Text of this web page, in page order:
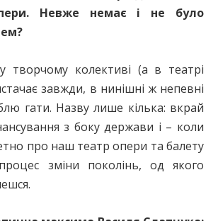
Невже немає і не було
творчому колективі (а в театрі
завжди, в нинішні ж непевні
гати. Назву лише кілька: вкрай
з боку держави і – коли
про наш театр опери та балету
зміни поколінь, од якого